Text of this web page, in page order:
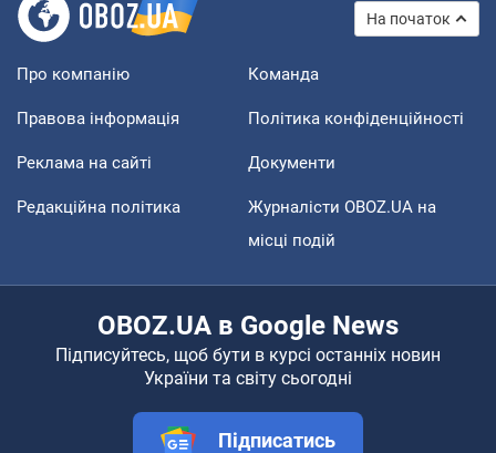
На початок
Про компанію Команда
Правова інформація Політика конфіденційності
Реклама на сайті Документи
Редакційна політика
Журналісти OBOZ.UA на
місці подій
OBOZ.UA в Google News
Підписуйтесь, щоб бути в курсі останніх новин
України та світу сьогодні
Підписатись